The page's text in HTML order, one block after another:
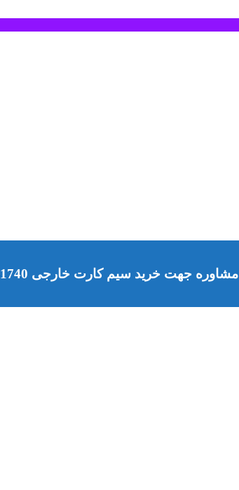
مشاوره جهت خرید سیم کارت خارجی 09136331740